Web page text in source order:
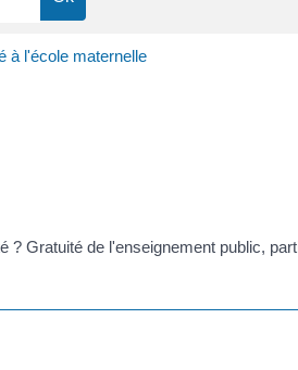
à l'école maternelle
Gratuité de l'enseignement public,